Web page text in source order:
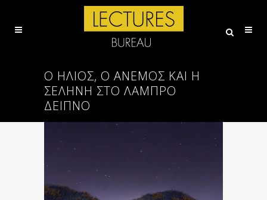
Ο ΉΛΙΟΣ, Ο ΆΝΕΜΟΣ ΚΑΙ Η
ΣΕΛΉΝΗ ΣΤΟ ΛΑΜΠΡΌ
ΔΕΊΠΝΟ